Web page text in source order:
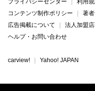
プライバシーセンター
利用
コンテンツ制作ポリシー
著
広告掲載について
法人加盟
ヘルプ・お問い合わせ
carview! Yahoo! JAPAN